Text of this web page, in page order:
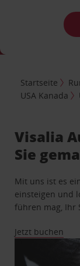
Startseite
USA Kanada
Visalia
Sie
Mit uns ist es
einsteigen und
führen mag, Ihr
Jetzt buchen